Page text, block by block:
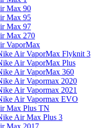
Max 90
Max 95
Max 97
Max 270
VaporMax
Air VaporMax Flyknit 3
Air VaporMax Plus
Air VaporMax 360
Air Vapormax 2020
Air Vapormax 2021
Air Vapormax EVO
Max Plus TN
Air Max Plus 3
Max 2017